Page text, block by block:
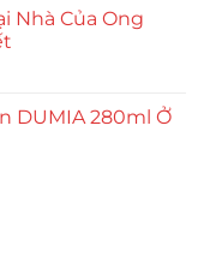
Nhà Của Ong
DUMIA 280ml Ở